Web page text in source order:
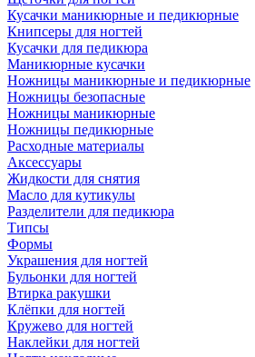
Кусачки маникюрные и педикюрные
Книпсеры для ногтей
Кусачки для педикюра
Маникюрные кусачки
Ножницы маникюрные и педикюрные
Ножницы безопасные
Ножницы маникюрные
Ножницы педикюрные
Расходные материалы
Аксессуары
Жидкости для снятия
Масло для кутикулы
Разделители для педикюра
Типсы
Формы
Украшения для ногтей
Бульонки для ногтей
Втирка ракушки
Клёпки для ногтей
Кружево для ногтей
Наклейки для ногтей